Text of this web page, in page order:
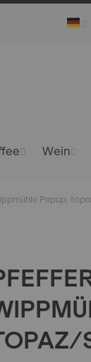
Wein
Pepup,